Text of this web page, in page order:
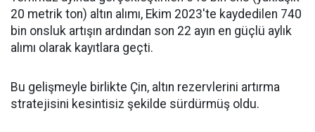
20 metrik ton) altın alımı, Ekim 2023'te kaydedilen 740
bin onsluk artışın ardından son 22 ayın en güçlü aylık
alımı olarak kayıtlara geçti.
Bu gelişmeyle birlikte Çin, altın rezervlerini artırma
stratejisini kesintisiz şekilde sürdürmüş oldu.